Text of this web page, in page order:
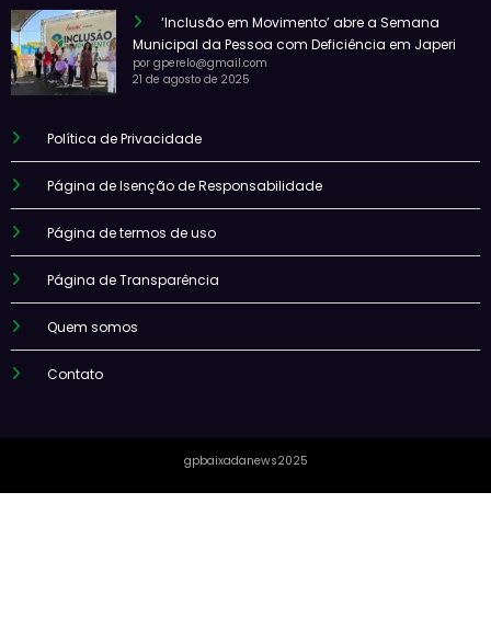
‘Inclusão em Movimento’ abre a Semana
Municipal da Pessoa com Deficiência em Japeri
por gperelo@gmail.com
21 de agosto de 2025
Política de Privacidade
Página de Isenção de Responsabilidade
Página de termos de uso
Página de Transparência
Quem somos
Contato
gpbaixadanews2025